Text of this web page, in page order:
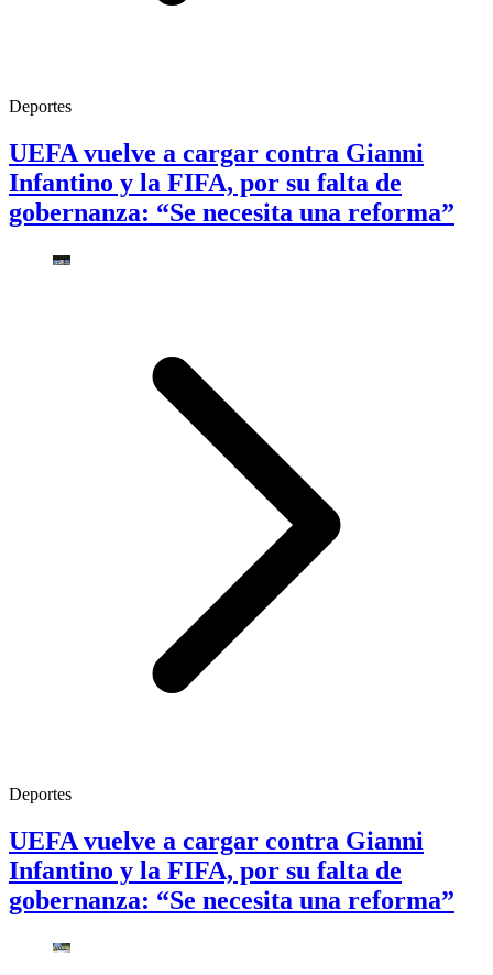
Deportes
UEFA vuelve a cargar contra Gianni
Infantino y la FIFA, por su falta de
gobernanza: “Se necesita una reforma”
Deportes
UEFA vuelve a cargar contra Gianni
Infantino y la FIFA, por su falta de
gobernanza: “Se necesita una reforma”